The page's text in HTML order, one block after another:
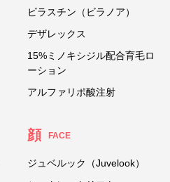
ビラスチン（ビラノア）
デザレックス
15%ミノキシジル配合育毛ロ
ーション
アルファリポ酸注射
顔 FACE
ジュベルック（Juvelook）